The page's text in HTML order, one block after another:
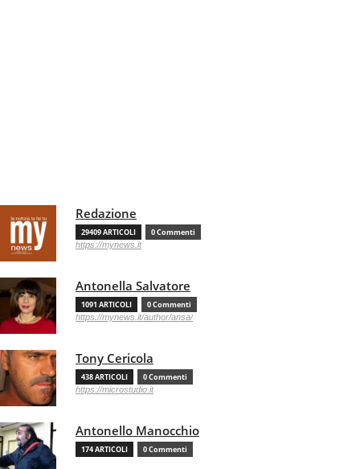
Redazione
29409 ARTICOLI 0 Commenti
https://mynews.it
Antonella Salvatore
1091 ARTICOLI 0 Commenti
https://mynews.it/author/ansa/
Tony Cericola
438 ARTICOLI 0 Commenti
https://microstudio.it
Antonello Manocchio
174 ARTICOLI 0 Commenti